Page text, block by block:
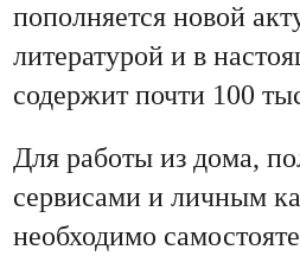
пополняется новой
литературой и в
содержит почти 100
Для работы из дома,
сервисами и личным
необходимо